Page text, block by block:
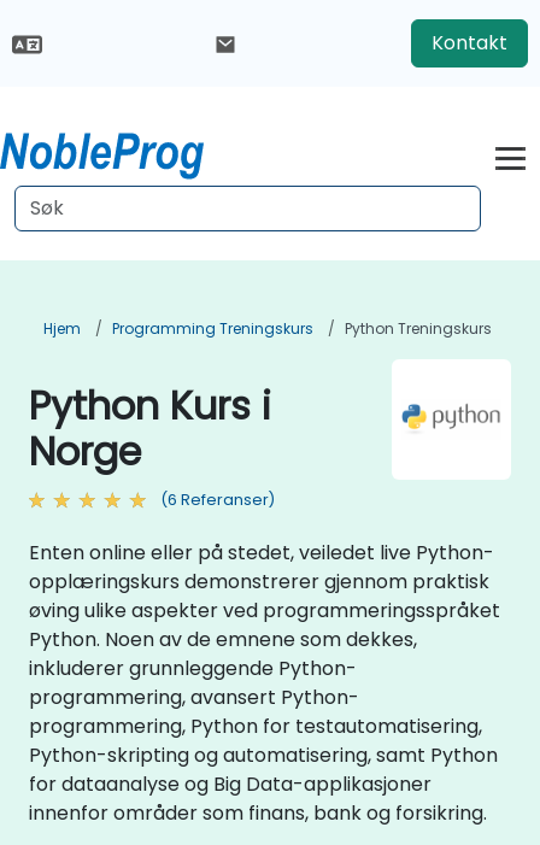
Kontakt
Hjem Programming Treningskurs Python Treningskurs
Python Kurs i
Norge
(6 Referanser)
Enten online eller på stedet, veiledet live Python-
opplæringskurs demonstrerer gjennom praktisk
øving ulike aspekter ved programmeringsspråket
Python. Noen av de emnene som dekkes,
inkluderer grunnleggende Python-
programmering, avansert Python-
programmering, Python for testautomatisering,
Python-skripting og automatisering, samt Python
for dataanalyse og Big Data-applikasjoner
innenfor områder som finans, bank og forsikring.